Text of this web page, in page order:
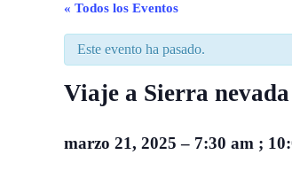
« Todos los Eventos
Este evento ha pasado.
Viaje a Sierra nevada
marzo 21, 2025– 7:30 am ;